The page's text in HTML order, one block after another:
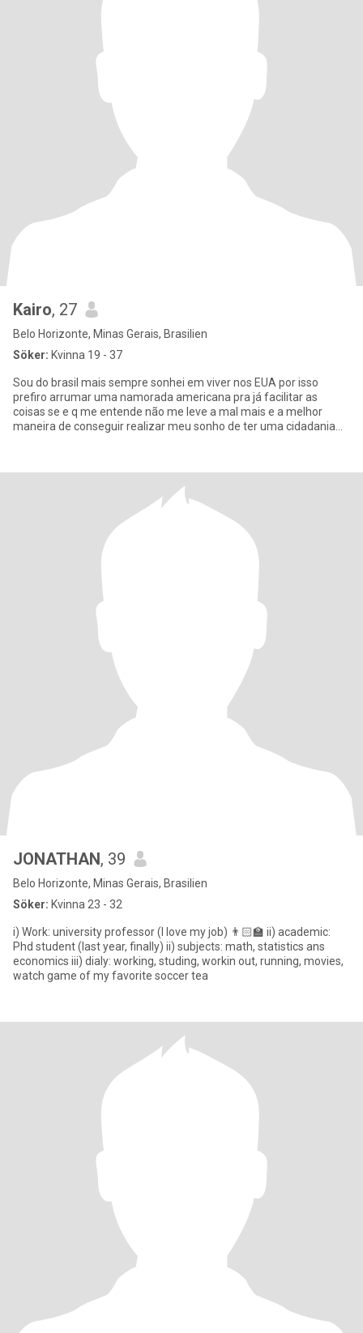
Kairo, 27
Belo Horizonte, Minas Gerais, Brasilien
Söker: Kvinna 19 - 37
Sou do brasil mais sempre sonhei em viver nos EUA por isso
prefiro arrumar uma namorada americana pra já facilitar as
coisas se e q me entende não me leve a mal mais e a melhor
maneira de conseguir realizar meu sonho de ter uma cidadania
JONATHAN, 39
Belo Horizonte, Minas Gerais, Brasilien
Söker: Kvinna 23 - 32
i) Work: university professor (I love my job) 👨🏻‍🏫 ii) academic:
Phd student (last year, finally) ii) subjects: math, statistics ans
economics iii) dialy: working, studing, workin out, running, movies,
watch game of my favorite soccer tea